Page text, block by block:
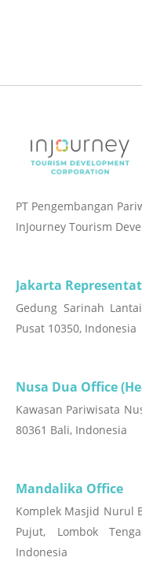
PT Pengembangan
InJourney Tourism
Jakarta
Gedung Sarinah
Pusat 10350, Indonesia
Nusa Dua Office
Kawasan Pariwisata
80361 Bali, Indonesia
Mandalika Office
Komplek Masjid Nurul
Pujut, Lombok
Indonesia